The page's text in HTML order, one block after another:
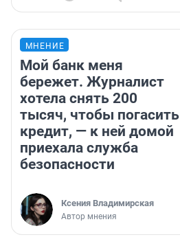
МНЕНИЕ
Мой банк меня
бережет. Журналист
хотела снять 200
тысяч, чтобы погасить
кредит, — к ней домой
приехала служба
безопасности
Ксения Владимирская
Автор мнения